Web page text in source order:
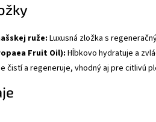
ruže:Luxusná zložka s
Fruit Oil): Hĺbkovo hydratuje a
čistí a regeneruje, vhodný aj pre citlivú